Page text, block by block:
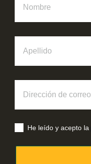
correo
electrónico
He leído y acepto la